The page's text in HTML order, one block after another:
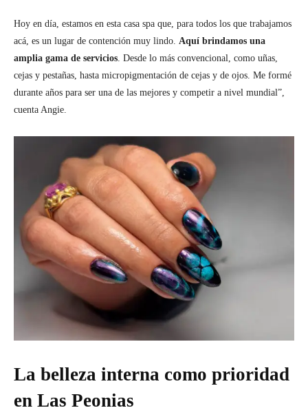
Hoy en día, estamos en esta casa spa que, para todos los que trabajamos
acá, es un lugar de contención muy lindo. Aquí brindamos una
amplia gama de servicios . Desde lo más convencional, como uñas,
cejas y pestañas, hasta micropigmentación de cejas y de ojos. Me formé
durante años para ser una de las mejores y competir a nivel mundial”,
cuenta Angie.
La belleza interna como prioridad
en Las Peonias